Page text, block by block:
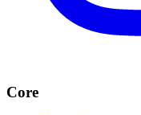
Core